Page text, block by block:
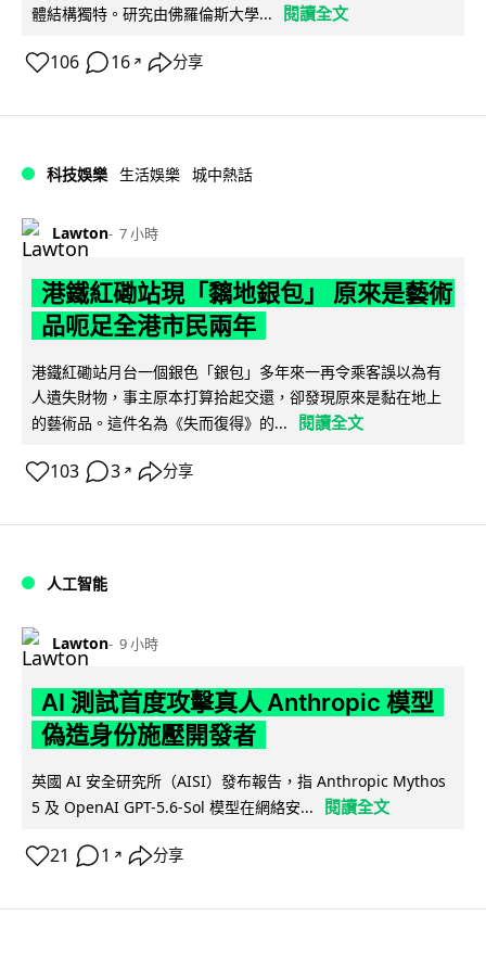
體結構獨特。研究由佛羅倫斯大學...
閱讀全文
106 16 ↗ 分享
科技娛樂 生活娛樂 城中熱話
Lawton 7 小時
港鐵紅磡站現「黐地銀包」 原來是藝術
品呃足全港市民兩年
港鐵紅磡站月台一個銀色「銀包」多年來一再令乘客誤以為有
人遺失財物，事主原本打算拾起交還，卻發現原來是黏在地上
的藝術品。這件名為《失而復得》的...
閱讀全文
103 3 ↗ 分享
人工智能
Lawton 9 小時
AI 測試首度攻擊真人 Anthropic 模型
偽造身份施壓開發者
英國 AI 安全研究所（AISI）發布報告，指 Anthropic Mythos
5 及 OpenAI GPT-5.6-Sol 模型在網絡安...
閱讀全文
21 1 ↗ 分享